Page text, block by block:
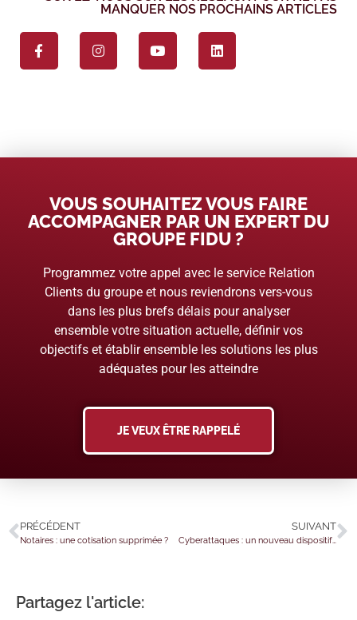
MANQUER NOS PROCHAINS ARTICLES
VOUS SOUHAITEZ VOUS FAIRE
ACCOMPAGNER PAR UN EXPERT DU
GROUPE FIDU ?
Programmez votre appel avec le service Relation
Clients du groupe et nous reviendrons vers-vous
dans les plus brefs délais pour analyser
ensemble votre situation actuelle, définir vos
objectifs et établir ensemble les solutions les plus
adéquates pour les atteindre
JE VEUX ÊTRE RAPPELÉ
PRÉCÉDENT
Notaires : une cotisation supprimée ?
SUIVANT
Cyberattaques : un nouveau dispositif de prévention pour les petites entreprises !
Partagez l'article: